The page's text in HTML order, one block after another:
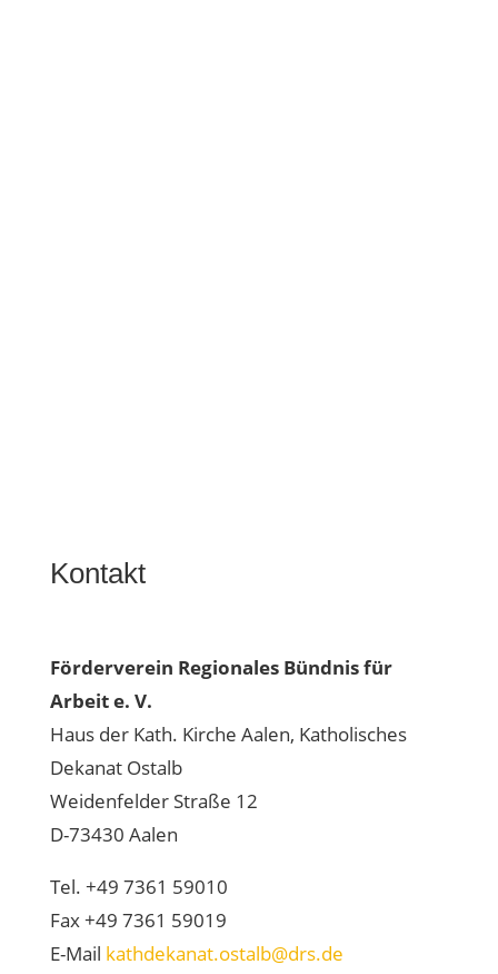
Kontakt
Förderverein Regionales Bündnis für
Arbeit e. V.
Haus der Kath. Kirche Aalen, Katholisches
Dekanat Ostalb
Weidenfelder Straße 12
D-73430 Aalen
Tel. +49 7361 59010
Fax +49 7361 59019
E-Mail kathdekanat.ostalb@drs.de